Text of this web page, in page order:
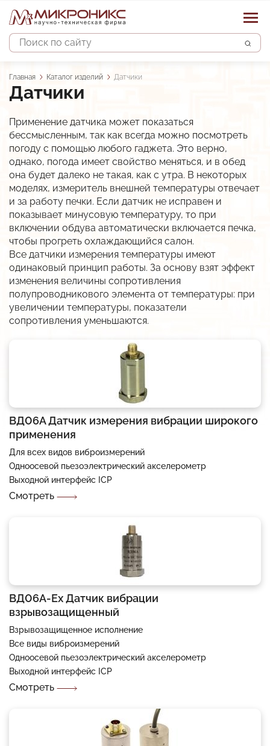
Поиск
Основная
навигация
Каталог изделий
Устройства защиты двигателя
Датчики
Контроллеры
Преобразователи сигналов
Прочие изделия
В разработке
Низкотемпературные LED-драйверы
Виброканал
Снято с производства
Дилеры
Наши услуги
Проектирование автоматизированных систем
Строительно-монтажные и пусконалад. работы
Сервисное обслуживание систем автоматики
Разработка и изготовление шкафов автоматики
Разработка систем и средств автоматики
Разработка изделий по ТЗ заказчика
Системы управления
АСУ водоснабжением и водоотведением
АСУ объектами теплоснабжения
АСКУЭ объектов энергоснабжения
АСУ Системы освещения
О предприятии
Опыт
Партнёры и отзывы
Разрешительная документация
Карточка предприятия
Новости
Контакты
Строка
навигации
Главная Каталог изделий Датчики
Датчики
Применение датчика может показаться
бессмысленным, так как всегда можно посмотреть
погоду с помощью любого гаджета. Это верно,
однако, погода имеет свойство меняться, и в обед
она будет далеко не такая, как с утра. В некоторых
моделях, измеритель внешней температуры отвечает
и за работу печки. Если датчик не исправен и
показывает минусовую температуру, то при
включении обдува автоматически включается печка,
чтобы прогреть охлаждающийся салон.
Все датчики измерения температуры имеют
одинаковый принцип работы. За основу взят эффект
изменения величины сопротивления
полупроводникового элемента от температуры: при
увеличении температуры, показатели
сопротивления уменьшаются.
ВД06А Датчик измерения вибрации широкого
применения
Для всех видов виброизмерений
Одноосевой пьезоэлектрический акселерометр
Выходной интерфейс ICP
Смотреть
ВД06А-Еx Датчик вибрации
взрывозащищенный
Взрывозащищенное исполнение
Все виды виброизмерений
Одноосевой пьезоэлектрический акселерометр
Выходной интерфейс ICP
Смотреть